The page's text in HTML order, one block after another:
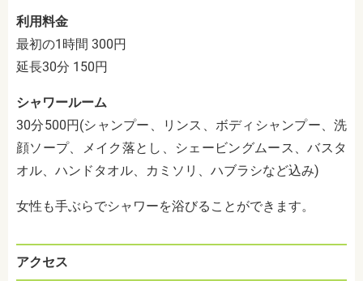
利用料金
最初の1時間 300円
延長30分 150円
シャワールーム
30分500円(シャンプー、リンス、ボディシャンプー、洗
顔ソープ、メイク落とし、シェービングムース、バスタ
オル、ハンドタオル、カミソリ、ハブラシなど込み)
女性も手ぶらでシャワーを浴びることができます。
アクセス